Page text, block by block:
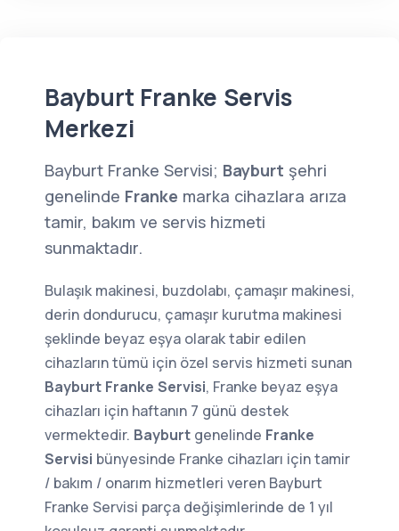
Bayburt Franke Servis
Merkezi
Bayburt Franke Servisi; Bayburt şehri
genelinde Franke marka cihazlara arıza
tamir, bakım ve servis hizmeti
sunmaktadır.
Bulaşık makinesi, buzdolabı, çamaşır makinesi,
derin dondurucu, çamaşır kurutma makinesi
şeklinde beyaz eşya olarak tabir edilen
cihazların tümü için özel servis hizmeti sunan
Bayburt Franke Servisi, Franke beyaz eşya
cihazları için haftanın 7 günü destek
vermektedir. Bayburt genelinde Franke
Servisi bünyesinde Franke cihazları için tamir
/ bakım / onarım hizmetleri veren Bayburt
Franke Servisi parça değişimlerinde de 1 yıl